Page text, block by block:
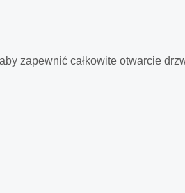
zapewnić całkowite otwarcie